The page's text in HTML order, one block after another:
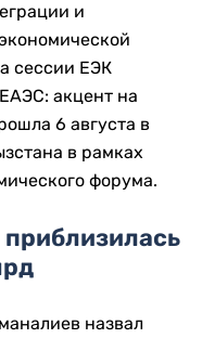
и
сессии ЕЭК
акцент на
6 августа в
в рамках
форума.
приблизилась
назвал